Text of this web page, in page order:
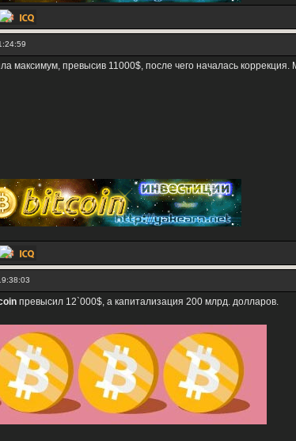
максимум, превысив 11000$, после чего началась
превысил 12`000$, а капитализация 200 млрд. долларов.